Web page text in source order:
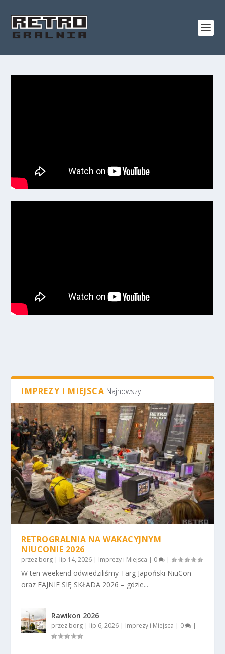
IMPREZY I MIEJSCA Najnowszy
RETROGRALNIA NA WAKACYJNYM
NIUCONIE 2026
przez borg | lip 14, 2026 | Imprezy i Miejsca | 0 |
W ten weekend odwiedziliśmy Targ Japoński NiuCon
oraz FAJNIE SIĘ SKŁADA 2026 – gdzie...
Rawikon 2026
przez borg | lip 6, 2026 | Imprezy i Miejsca | 0 |